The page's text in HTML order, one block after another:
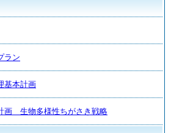
ラン
基本計画
画 生物多様性ちがさき戦略